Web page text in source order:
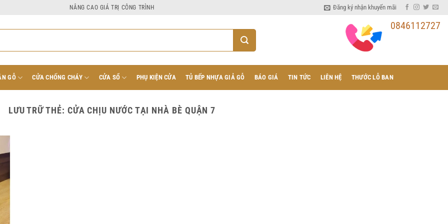
NÂNG CAO GIÁ TRỊ CÔNG TRÌNH Đăng ký nhận khuyến mãi
0846112727
GỖ CỬA CHỐNG CHÁY CỬA SỔ PHỤ KIỆN CỬA TỦ BẾP NHỰA GIẢ GỖ BÁO GIÁ TIN TỨC LIÊN HỆ THƯỚC LỖ BAN
LƯU TRỮ THẺ: CỬA CHỊU NƯỚC TẠI NHÀ BÈ QUẬN 7